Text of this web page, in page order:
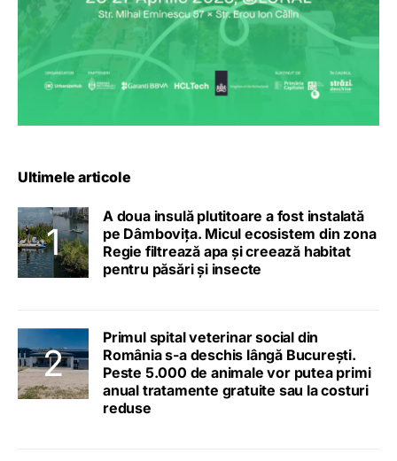
Ultimele articole
A doua insulă plutitoare a fost instalată
pe Dâmbovița. Micul ecosistem din zona
Regie filtrează apa și creează habitat
pentru păsări și insecte
Primul spital veterinar social din
România s-a deschis lângă București.
Peste 5.000 de animale vor putea primi
anual tratamente gratuite sau la costuri
reduse